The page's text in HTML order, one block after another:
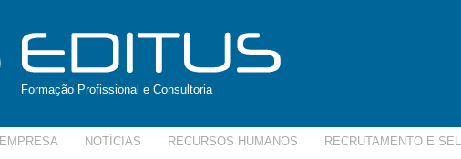
Formação Profissional e Consultoria
EMPRESA NOTÍCIAS RECURSOS HUMANOS RECRUTAMENTO E